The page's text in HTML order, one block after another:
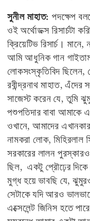
সুনীল মাহাত:পদক্ষেপ
ওই অর্থোডক্স রিসার্চটা
ক্রিয়েটিভ রিসার্চ।
আমি আধুনিক গান
লোকসংস্কৃতিবিদ ছিলেন,
রবীন্দ্রনাথ মাহাত,
সাজেস্ট করেন যে, তুমি
পশুপতিদার বাবা আমাকে
ওখানে, আমাদের
নামকরা লোক, মিহিরলাল
সরকারের লালন
ছিল, একটু প্রৌঢ়ের
মুগ্ধ হয়ে ভাবছি যে,
সেটাকে যদি আরও
এক্সেলেন্ট জিনিস হতে